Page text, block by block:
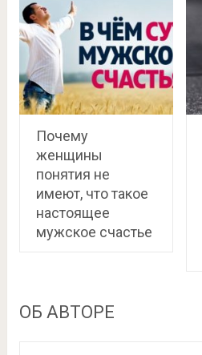
Почему
женщины
понятия не
имеют, что такое
настоящее
мужское счастье
ОБ АВТОРЕ